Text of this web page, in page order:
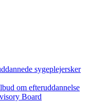
sygeplejersker
om efteruddannelse
Board